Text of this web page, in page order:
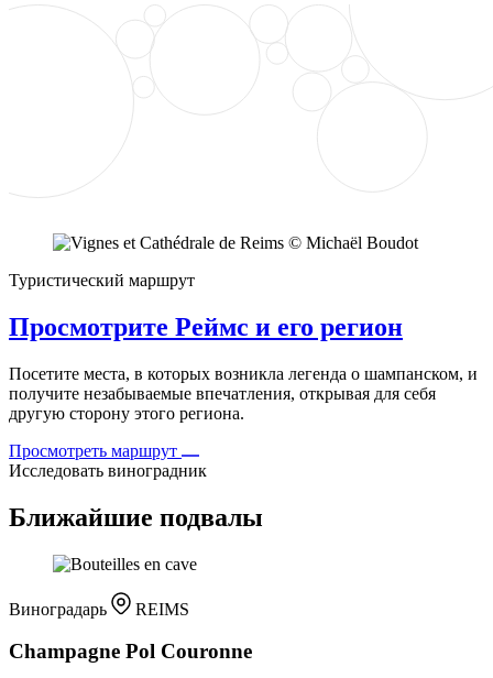
Туристический маршрут
Просмотрите Реймс и его регион
Посетите места, в которых возникла легенда о шампанском, и
получите незабываемые впечатления, открывая для себя
другую сторону этого региона.
Просмотреть маршрут
Исследовать виноградник
Ближайшие подвалы
Виноградарь REIMS
Champagne Pol Couronne